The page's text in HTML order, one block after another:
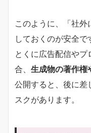
このように、「社
しておくのが安全で
とくに広告配信や
合、 生成物の著作権
公開すると、後に差
スクがあります。